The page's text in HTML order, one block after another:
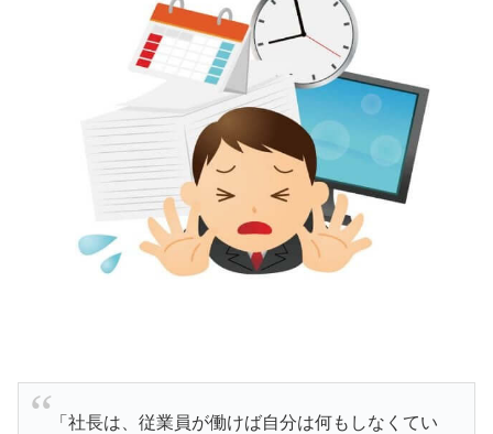
「社長は、従業員が働けば自分は何もしなくてい